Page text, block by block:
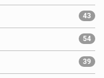
43
54
39